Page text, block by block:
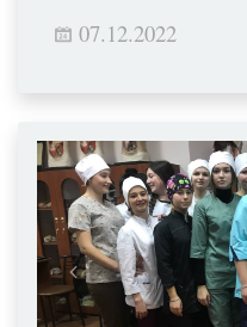
07.12.2022